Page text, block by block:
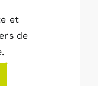
et
de